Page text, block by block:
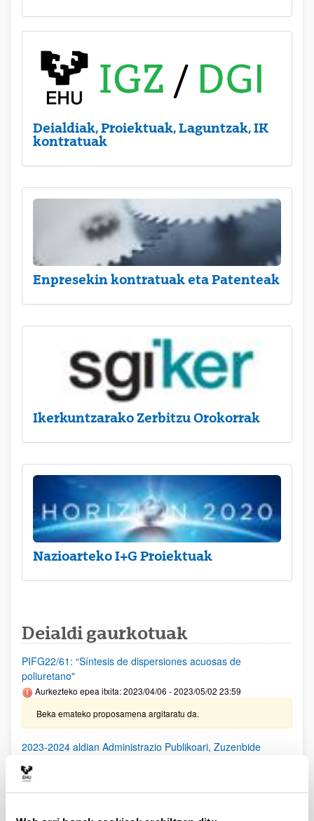
Deialdiak, Proiektuak, Laguntzak, IK
kontratuak
Enpresekin kontratuak eta Patenteak
Ikerkuntzarako Zerbitzu Orokorrak
Nazioarteko I+G Proiektuak
Deialdi gaurkotuak
PIFG22/61: “Síntesis de dispersiones acuosas de
poliuretano"
Aurkezteko epea itxita: 2023/04/06 - 2023/05/02 23:59
Beka emateko proposamena argitaratu da.
2023-2024 aldian Administrazio Publikoari, Zuzenbide
eta ikerketak egiteko laguntzak
Aurkezteko epea itxita: 2023/05/16 - 2023/06/08 23:59